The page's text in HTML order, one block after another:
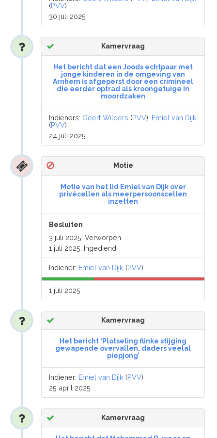
(PVV)
30 juli 2025
Kamervraag
Het bericht dat een Joods echtpaar met
jonge kinderen in de omgeving van
Arnhem is afgeperst door een crimineel
die eerder optrad als kroongetuige in
moordzaken
Indieners: Geert Wilders (PVV), Emiel van Dijk
(PVV)
24 juli 2025
Motie
Motie van het lid Emiel van Dijk over
privécellen als meerpersoonscellen
inzetten
Besluiten
3 juli 2025: Verworpen.
1 juli 2025: Ingediend
Indiener: Emiel van Dijk (PVV)
1 juli 2025
Kamervraag
Het bericht ‘Plotseling flinke stijging
gewapende overvallen, daders veelal
piepjong’
Indiener: Emiel van Dijk (PVV)
25 april 2025
Kamervraag